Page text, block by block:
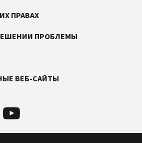
ПРАВАХ
ПРОБЛЕМЫ
ВЕБ-САЙТЫ